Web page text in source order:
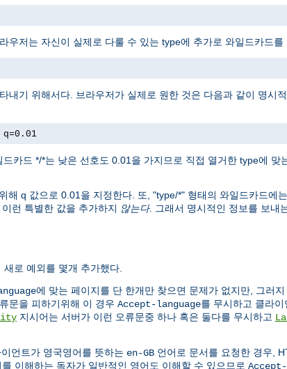
저는 자신이 실제로 다룰 수 있는 type에 추가로 와일드카드를
기 위해서다. 브라우저가 실제로 원한 것은 다음과 같이 명시
카드 */*는 낮은 선호도 0.01을 가지므로 직접 열거한 type에 맞
해 q 값으로 0.01을 지정한다. 또, "type/*" 형태의 와일드카드에
런 특별한 값을 추가하지 않는다. 그래서 명시적인 정보를 보내
로 예외를 몇개 추가했다.
에 맞는 페이지를 단 한개만 찾으면 문제가 없지만, 그러
문을 피하기위해 이 경우 Accept-language를 무시하고 클라
지시어는 서버가 이런 오류문중 하나 혹은 둘다를 무시하고
언트가 영국영어를 뜻하는 en-GB 언어로 문서를 요청한 경우,
이해하는 독자가 일반적인 영어도 이해할 수 있으므로 Accept-